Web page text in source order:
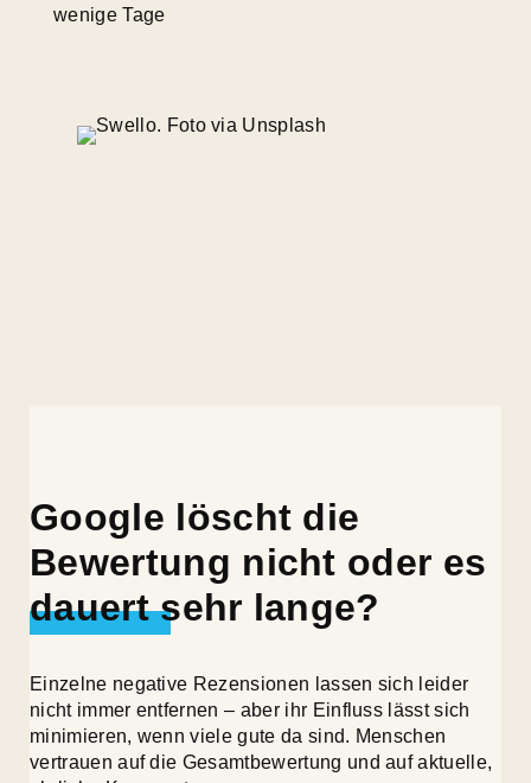
wenige Tage
Google löscht die
Bewertung nicht oder es
dauert sehr lange?
Einzelne negative Rezensionen lassen sich leider
nicht immer entfernen – aber ihr Einfluss lässt sich
minimieren, wenn viele gute da sind. Menschen
vertrauen auf die Gesamtbewertung und auf aktuelle,